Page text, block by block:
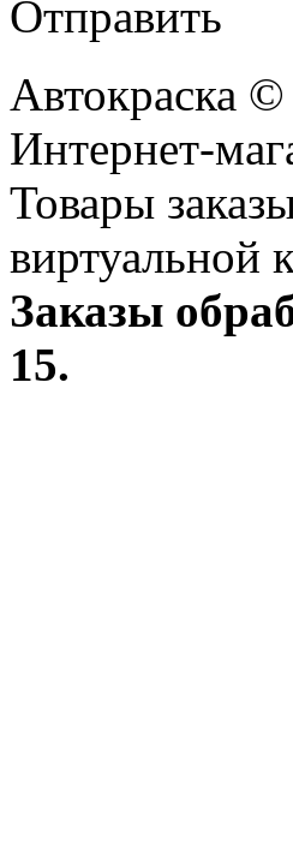
Отправить
Автокраска
Интернет-
Товары
виртуальной
Заказы
15.